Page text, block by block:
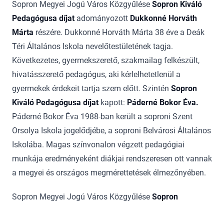
Sopron Megyei Jogú Város Közgyűlése Sopron Kiváló
Pedagógusa díjat adományozott Dukkonné Horváth
Márta részére. Dukkonné Horváth Márta 38 éve a Deák
Téri Általános Iskola nevelőtestületének tagja.
Következetes, gyermekszerető, szakmailag felkészült,
hivatásszerető pedagógus, aki kérlelhetetlenül a
gyermekek érdekeit tartja szem előtt. Szintén Sopron
Kiváló Pedagógusa díjat kapott: Páderné Bokor Éva.
Páderné Bokor Éva 1988-ban került a soproni Szent
Orsolya Iskola jogelődjébe, a soproni Belvárosi Általános
Iskolába. Magas színvonalon végzett pedagógiai
munkája eredményeként diákjai rendszeresen ott vannak
a megyei és országos megmérettetések élmezőnyében.
Sopron Megyei Jogú Város Közgyűlése Sopron